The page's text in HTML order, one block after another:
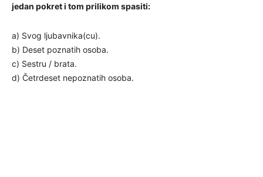
jedan pokret i tom prilikom spasiti:
a) Svog ljubavnika(cu).
b) Deset poznatih osoba.
c) Sestru / brata.
d) Četrdeset nepoznatih osoba.